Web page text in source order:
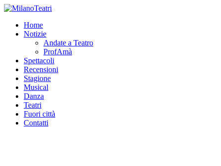
Home
Notizie
Andate a Teatro
ProfAmà
Spettacoli
Recensioni
Stagione
Musical
Danza
Teatri
Fuori città
Contatti